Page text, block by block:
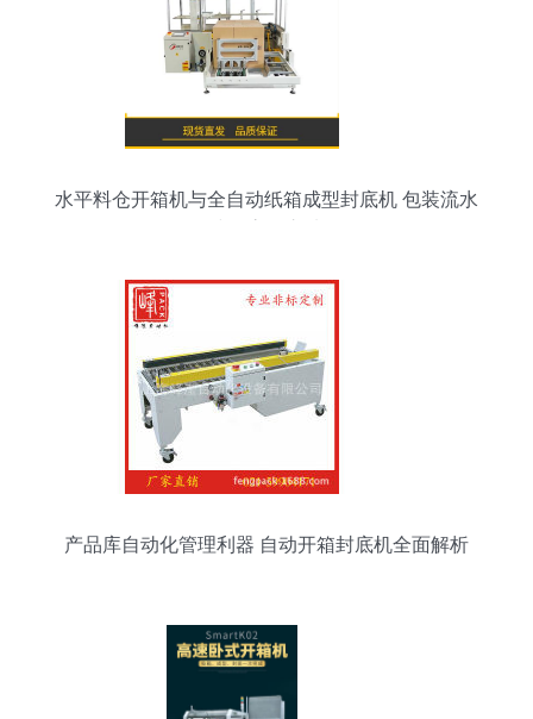
水平料仓开箱机与全自动纸箱成型封底机 包装流水
产品库自动化管理利器 自动开箱封底机全面解析